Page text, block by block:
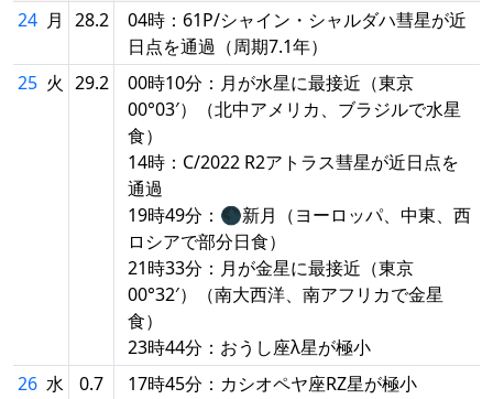
24 月 28.2
04時：61P/シャイン・シャルダハ彗星が近
日点を通過（周期7.1年）
25 火 29.2
00時10分：月が水星に最接近（東京
00°03′）（北中アメリカ、ブラジルで水星
食）
14時：C/2022 R2アトラス彗星が近日点を
通過
19時49分：🌑新月（ヨーロッパ、中東、西
ロシアで部分日食）
21時33分：月が金星に最接近（東京
00°32′）（南大西洋、南アフリカで金星
食）
23時44分：おうし座λ星が極小
26 水 0.7
17時45分：カシオペヤ座RZ星が極小